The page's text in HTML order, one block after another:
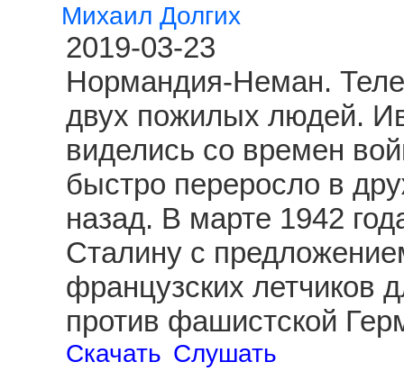
Михаил Долгих
2019-03-23
Нормандия-Неман.
двух пожилых людей.
виделись со времен
быстро переросло в
назад. В марте 1942
Сталину с
французских летчиков
против фашистской
Скачать Слушать